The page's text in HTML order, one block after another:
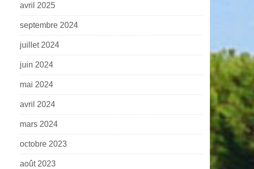
avril 2025
septembre 2024
juillet 2024
juin 2024
mai 2024
avril 2024
mars 2024
octobre 2023
août 2023